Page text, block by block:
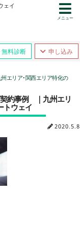
ェイ
無料診断 申し込み
メニュー
リア・関西エリア特化の
約事例 ｜九州エリ
トウェイ
2020.5.8